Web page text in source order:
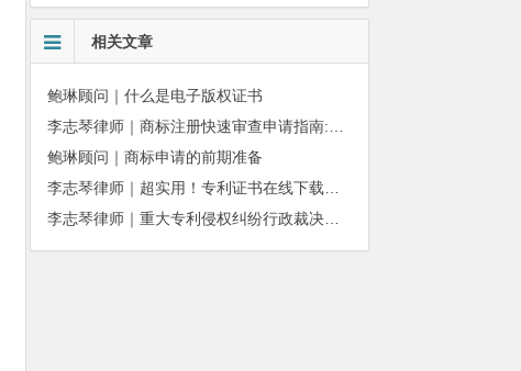
相关文章
鲍琳顾问｜什么是电子版权证书
鲍琳顾问｜商标申请的前期准备
李志琴律师｜重大专利侵权纠纷行政裁决：适用情形与办理规则详解